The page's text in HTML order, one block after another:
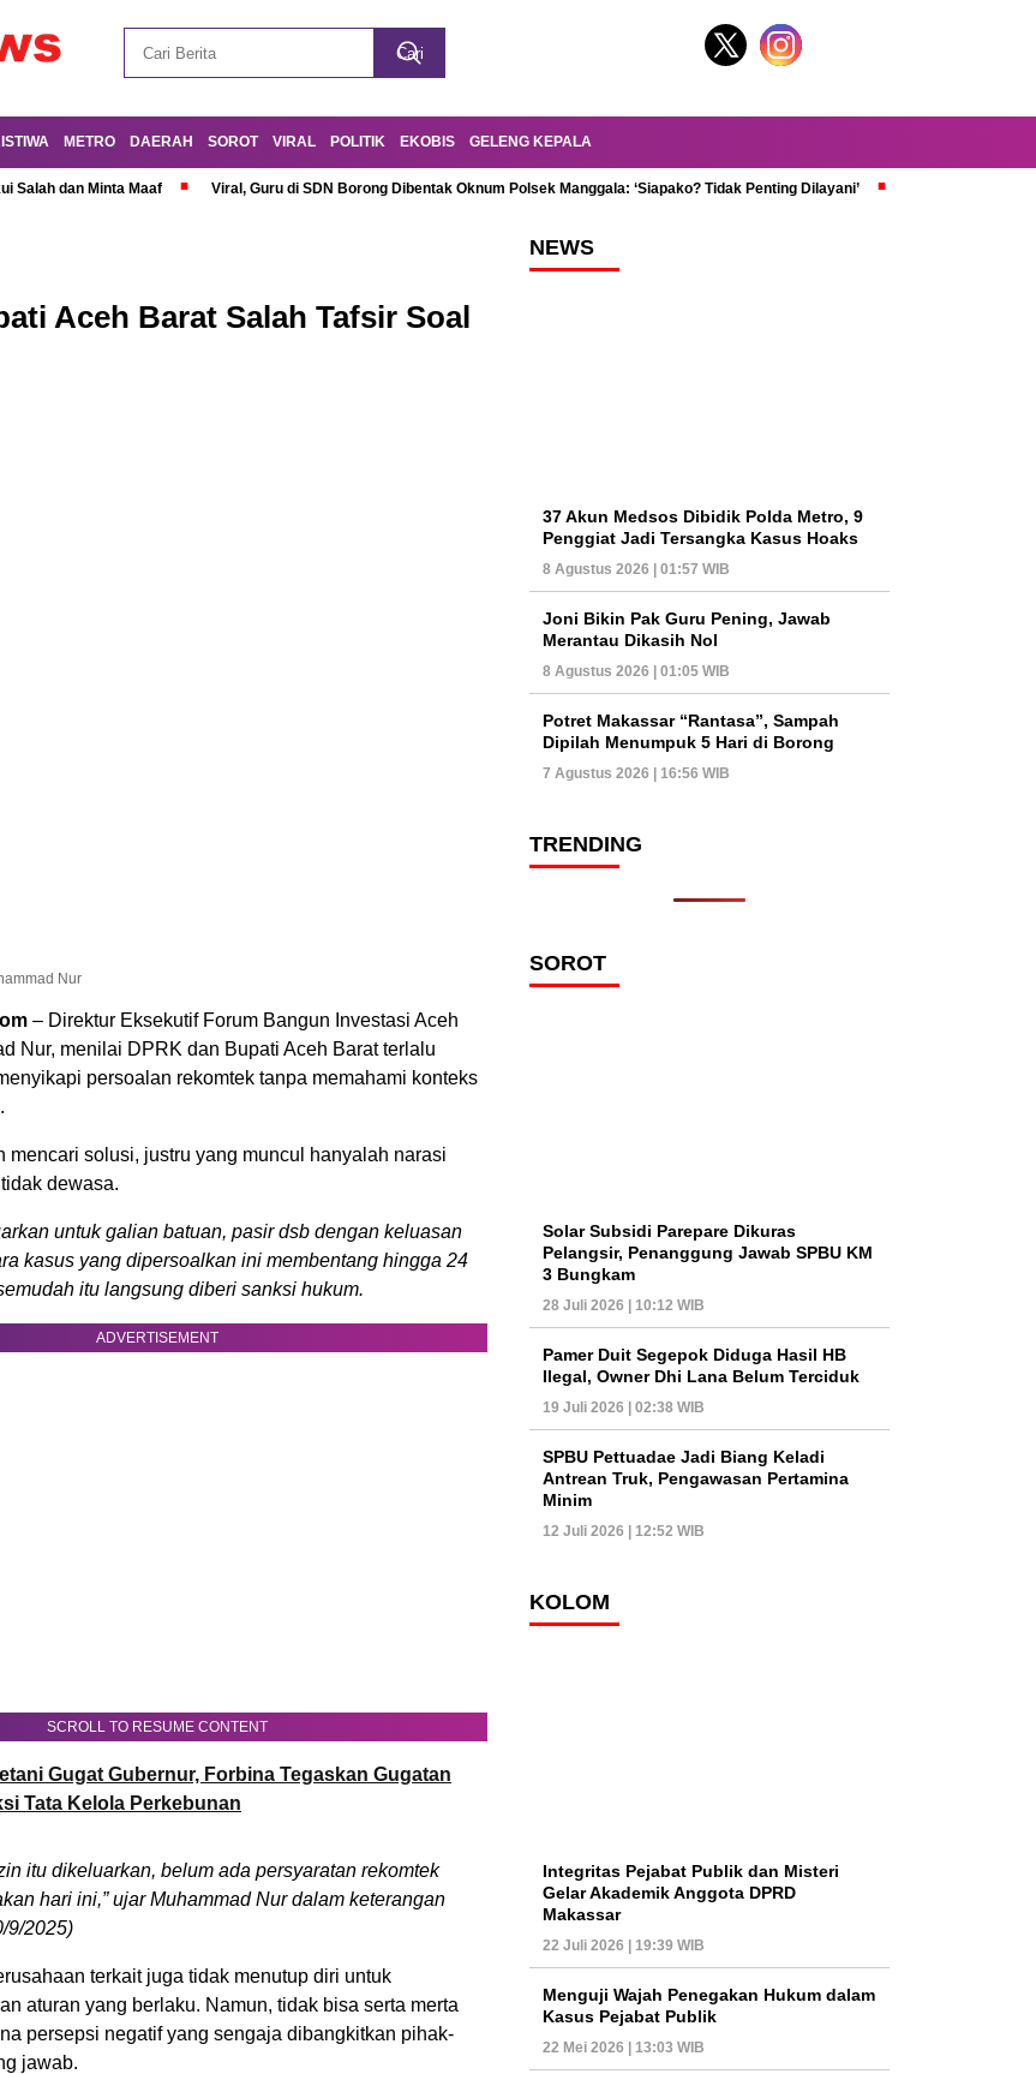
METRO DAERAH SOROT VIRAL POLITIK EKOBIS GELENG KEPALA
Salah dan Minta Maaf Viral, Guru di SDN Borong Dibentak Oknum Polsek Manggala: ‘Siapako? Tidak Penting Dilayani’
Aceh Barat Salah Tafsir Soal
Nur
– Direktur Eksekutif Forum Bangun Investasi Aceh
Nur, menilai DPRK dan Bupati Aceh Barat terlalu
persoalan rekomtek tanpa memahami konteks
mencari solusi, justru yang muncul hanyalah narasi
dewasa.
untuk galian batuan, pasir dsb dengan keluasan
kasus yang dipersoalkan ini membentang hingga 24
itu langsung diberi sanksi hukum.
ADVERTISEMENT
SCROLL TO RESUME CONTENT
Gugat Gubernur, Forbina Tegaskan Gugatan
Tata Kelola Perkebunan
itu dikeluarkan, belum ada persyaratan rekomtek
hari ini,” ujar Muhammad Nur dalam keterangan
9/2025)
terkait juga tidak menutup diri untuk
aturan yang berlaku. Namun, tidak bisa serta merta
persepsi negatif yang sengaja dibangkitkan pihak-
jawab.
NEWS
37 Akun Medsos Dibidik Polda Metro, 9
Penggiat Jadi Tersangka Kasus Hoaks
8 Agustus 2026 | 01:57 WIB
Joni Bikin Pak Guru Pening, Jawab
Merantau Dikasih Nol
8 Agustus 2026 | 01:05 WIB
Potret Makassar “Rantasa”, Sampah
Dipilah Menumpuk 5 Hari di Borong
7 Agustus 2026 | 16:56 WIB
TRENDING
SOROT
Solar Subsidi Parepare Dikuras
Pelangsir, Penanggung Jawab SPBU KM
3 Bungkam
28 Juli 2026 | 10:12 WIB
Pamer Duit Segepok Diduga Hasil HB
Ilegal, Owner Dhi Lana Belum Terciduk
19 Juli 2026 | 02:38 WIB
SPBU Pettuadae Jadi Biang Keladi
Antrean Truk, Pengawasan Pertamina
Minim
12 Juli 2026 | 12:52 WIB
KOLOM
Integritas Pejabat Publik dan Misteri
Gelar Akademik Anggota DPRD
Makassar
22 Juli 2026 | 19:39 WIB
Menguji Wajah Penegakan Hukum dalam
Kasus Pejabat Publik
22 Mei 2026 | 13:03 WIB